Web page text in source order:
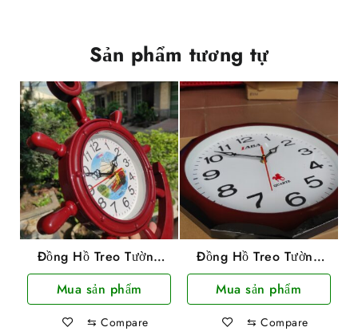
Sản phẩm tương tự
Đồng Hồ Treo Tường
Hình Mỏ Neo TiTime
37x30cm
Mua sản phẩm
⇆ Compare
Đồng Hồ Treo Tường
Laba Loại Tròn
Mua sản phẩm
⇆ Compare